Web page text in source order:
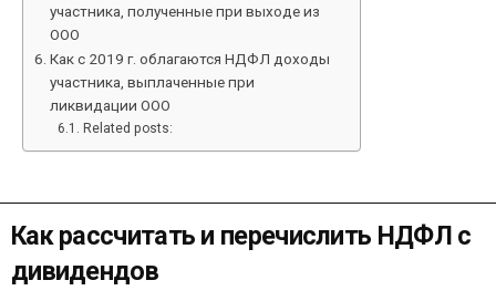
участника, полученные при выходе из
ООО
Как с 2019 г. облагаются НДФЛ доходы
участника, выплаченные при
ликвидации ООО
Related posts:
Как рассчитать и перечислить НДФЛ с
дивидендов